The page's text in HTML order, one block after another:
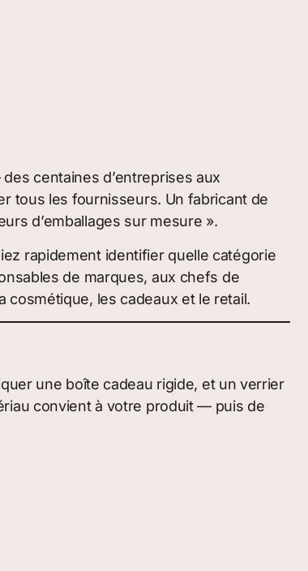
centaines d’entreprises aux
tous les fournisseurs. Un fabricant de
d’emballages sur mesure ».
rapidement identifier quelle catégorie
de marques, aux chefs de
cosmétique, les cadeaux et le retail.
une boîte cadeau rigide, et un verrier
convient à votre produit — puis de